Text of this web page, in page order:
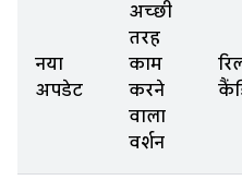
नया
अपडेट
अच्छी
तरह
काम
करने
वाला
वर्शन